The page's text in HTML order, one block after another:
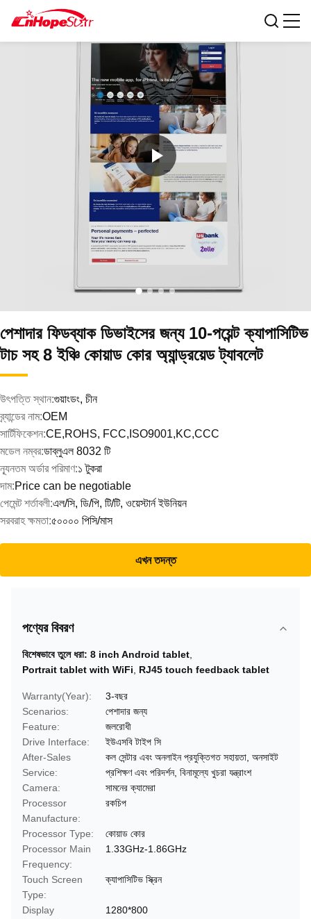
পেশাদার ফিডব্যাক ডিভাইসের জন্য 10-পয়েন্ট ক্যাপাসিটিভ
টাচ সহ 8 ইঞ্চি কোয়াড কোর অ্যান্ড্রয়েড ট্যাবলেট
উৎপত্তি স্থান:গুয়াংডং, চীন
ব্র্যান্ডের নাম:OEM
সার্টিফিকেশন:CE,ROHS, FCC,ISO9001,KC,CCC
মডেল নম্বর:ডাব্লুএল 8032 টি
ন্যূনতম অর্ডার পরিমাণ:১ টুকরা
দাম:Price can be negotiable
পেমেন্ট শর্তাবলী:এল/সি, ডি/পি, টি/টি, ওয়েস্টার্ন ইউনিয়ন
সরবরাহ ক্ষমতা:৫০০০০ পিসি/মাস
এখন তদন্ত
পণ্যের বিবরণ
বিশেষভাবে তুলে ধরা: 8 inch Android tablet
Portrait tablet with WiFi
RJ45 touch feedback tablet
Warranty(Year):
3-বছর
Scenarios:
পেশাদার জন্য
Feature:
জলরোধী
Drive Interface:
ইউএসবি টাইপ সি
After-Sales
Service:
কল সেন্টার এবং অনলাইন প্রযুক্তিগত সহায়তা, অনসাইট
প্রশিক্ষণ এবং পরিদর্শন, বিনামূল্যে খুচরা যন্ত্রাংশ
Camera:
সামনের ক্যামেরা
Processor
Manufacture:
রকচিপ
Processor Type:
কোয়াড কোর
Processor Main
Frequency:
1.33GHz-1.86GHz
Touch Screen
Type:
ক্যাপাসিটিভ স্ক্রিন
Display
1280*800